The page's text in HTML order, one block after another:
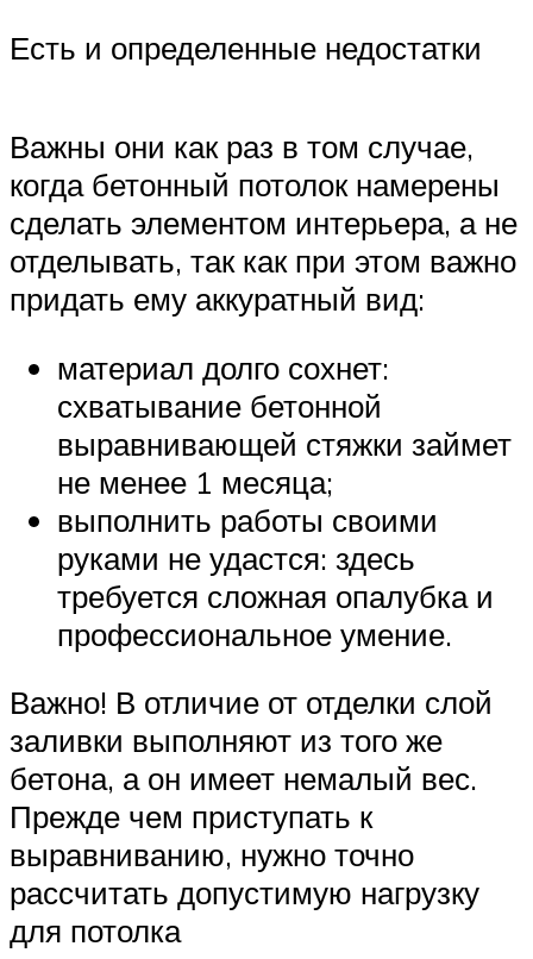
Есть и определенные недостатки
Важны они как раз в том случае,
когда бетонный потолок намерены
сделать элементом интерьера, а не
отделывать, так как при этом важно
придать ему аккуратный вид:
материал долго сохнет:
схватывание бетонной
выравнивающей стяжки займет
не менее 1 месяца;
выполнить работы своими
руками не удастся: здесь
требуется сложная опалубка и
профессиональное умение.
Важно! В отличие от отделки слой
заливки выполняют из того же
бетона, а он имеет немалый вес.
Прежде чем приступать к
выравниванию, нужно точно
рассчитать допустимую нагрузку
для потолка